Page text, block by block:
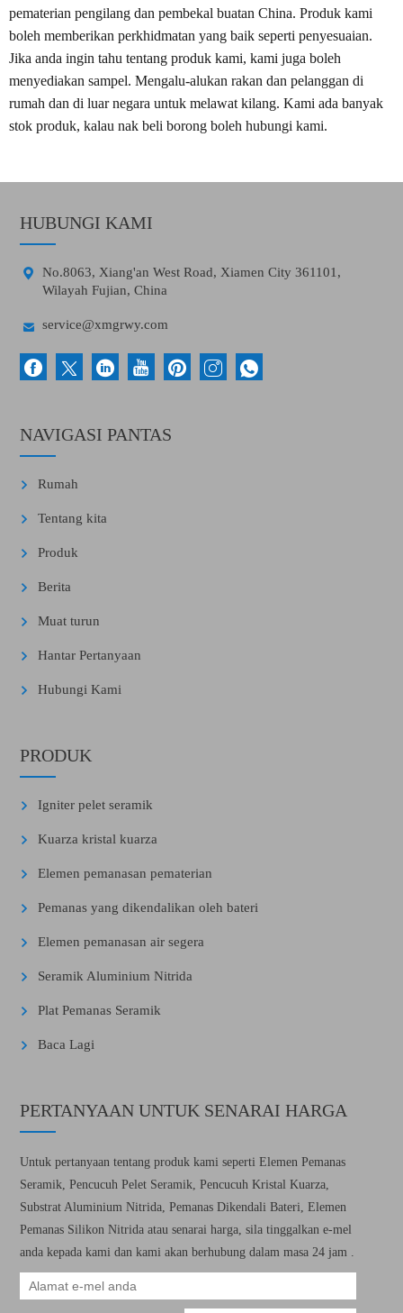
pematerian pengilang dan pembekal buatan China. Produk kami
boleh memberikan perkhidmatan yang baik seperti penyesuaian.
Jika anda ingin tahu tentang produk kami, kami juga boleh
menyediakan sampel. Mengalu-alukan rakan dan pelanggan di
rumah dan di luar negara untuk melawat kilang. Kami ada banyak
stok produk, kalau nak beli borong boleh hubungi kami.
HUBUNGI KAMI

No.8063, Xiang'an West Road, Xiamen City 361101,
Wilayah Fujian, China
 service@xmgrwy.com
NAVIGASI PANTAS
Rumah
Tentang kita
Produk
Berita
Muat turun
Hantar Pertanyaan
Hubungi Kami
PRODUK
Igniter pelet seramik
Kuarza kristal kuarza
Elemen pemanasan pematerian
Pemanas yang dikendalikan oleh bateri
Elemen pemanasan air segera
Seramik Aluminium Nitrida
Plat Pemanas Seramik
Baca Lagi
PERTANYAAN UNTUK SENARAI HARGA
Untuk pertanyaan tentang produk kami seperti Elemen Pemanas
Seramik, Pencucuh Pelet Seramik, Pencucuh Kristal Kuarza,
Substrat Aluminium Nitrida, Pemanas Dikendali Bateri, Elemen
Pemanas Silikon Nitrida atau senarai harga, sila tinggalkan e-mel
anda kepada kami dan kami akan berhubung dalam masa 24 jam .